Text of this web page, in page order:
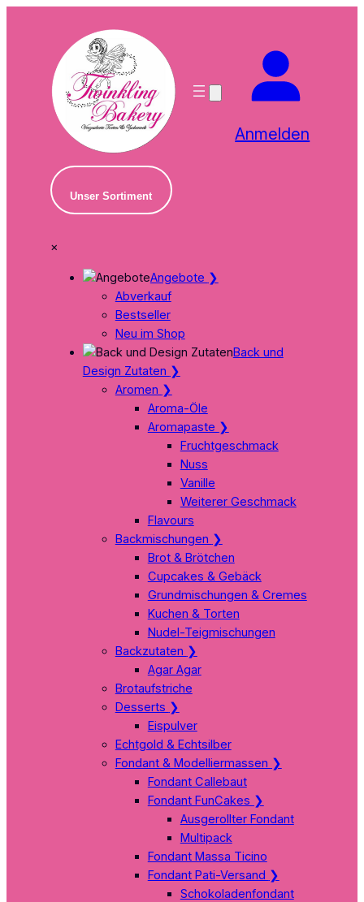
Anmelden
Unser Sortiment
×
Angebote ❯
Abverkauf
Bestseller
Neu im Shop
Back und
Design Zutaten ❯
Aromen ❯
Aroma-Öle
Aromapaste ❯
Fruchtgeschmack
Nuss
Vanille
Weiterer Geschmack
Flavours
Backmischungen ❯
Brot & Brötchen
Cupcakes & Gebäck
Grundmischungen & Cremes
Kuchen & Torten
Nudel-Teigmischungen
Backzutaten ❯
Agar Agar
Brotaufstriche
Desserts ❯
Eispulver
Echtgold & Echtsilber
Fondant & Modelliermassen ❯
Fondant Callebaut
Fondant FunCakes ❯
Ausgerollter Fondant
Multipack
Fondant Massa Ticino
Fondant Pati-Versand ❯
Schokoladenfondant